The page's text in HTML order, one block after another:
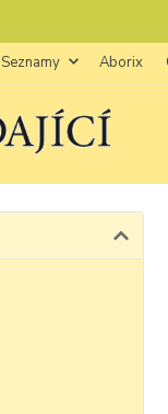
Seznamy Aborix